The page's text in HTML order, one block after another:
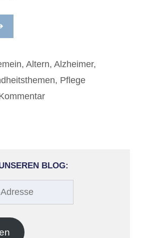
, Altern, Alzheimer,
, Pflege
BLOG: